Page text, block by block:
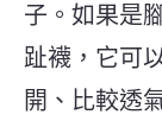
子。如果是
趾襪，它可
開、比較透